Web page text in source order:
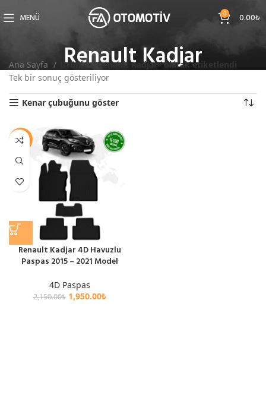
MENÜ 0 0.00₺
Renault Kadjar
Ana Sayfa
Ürünler “Renault Kadjar” olarak etiketlendi
Tek bir sonuç gösteriliyor
Kenar çubuğunu göster
-9%
Renault Kadjar 4D Havuzlu
Paspas 2015 – 2021 Model
4D Paspas
2,150.00₺ 1,950.00₺